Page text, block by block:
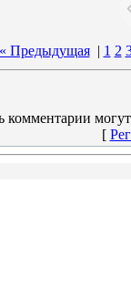
« Предыдущая| 1 2
комментарии
[